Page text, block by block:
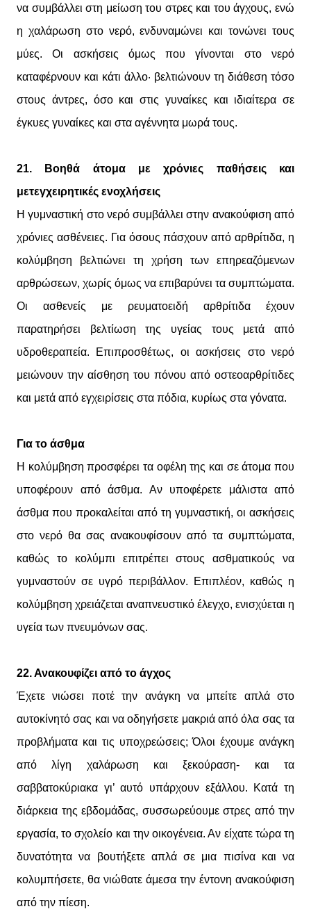
να συμβάλλει στη μείωση του στρες και του άγχους, ενώ
η χαλάρωση στο νερό, ενδυναμώνει και τονώνει τους
μύες. Οι ασκήσεις όμως που γίνονται στο νερό
καταφέρνουν και κάτι άλλο· βελτιώνουν τη διάθεση τόσο
στους άντρες, όσο και στις γυναίκες και ιδιαίτερα σε
έγκυες γυναίκες και στα αγέννητα μωρά τους.
21. Βοηθά άτομα με χρόνιες παθήσεις και
μετεγχειρητικές ενοχλήσεις
Η γυμναστική στο νερό συμβάλλει στην ανακούφιση από
χρόνιες ασθένειες. Για όσους πάσχουν από αρθρίτιδα, η
κολύμβηση βελτιώνει τη χρήση των επηρεαζόμενων
αρθρώσεων, χωρίς όμως να επιβαρύνει τα συμπτώματα.
Οι ασθενείς με ρευματοειδή αρθρίτιδα έχουν
παρατηρήσει βελτίωση της υγείας τους μετά από
υδροθεραπεία. Επιπροσθέτως, οι ασκήσεις στο νερό
μειώνουν την αίσθηση του πόνου από οστεοαρθρίτιδες
και μετά από εγχειρίσεις στα πόδια, κυρίως στα γόνατα.
Για το άσθμα
Η κολύμβηση προσφέρει τα οφέλη της και σε άτομα που
υποφέρουν από άσθμα. Αν υποφέρετε μάλιστα από
άσθμα που προκαλείται από τη γυμναστική, οι ασκήσεις
στο νερό θα σας ανακουφίσουν από τα συμπτώματα,
καθώς το κολύμπι επιτρέπει στους ασθματικούς να
γυμναστούν σε υγρό περιβάλλον. Επιπλέον, καθώς η
κολύμβηση χρειάζεται αναπνευστικό έλεγχο, ενισχύεται η
υγεία των πνευμόνων σας.
22. Ανακουφίζει από το άγχος
Έχετε νιώσει ποτέ την ανάγκη να μπείτε απλά στο
αυτοκίνητό σας και να οδηγήσετε μακριά από όλα σας τα
προβλήματα και τις υποχρεώσεις; Όλοι έχουμε ανάγκη
από λίγη χαλάρωση και ξεκούραση- και τα
σαββατοκύριακα γι’ αυτό υπάρχουν εξάλλου. Κατά τη
διάρκεια της εβδομάδας, συσσωρεύουμε στρες από την
εργασία, το σχολείο και την οικογένεια. Αν είχατε τώρα τη
δυνατότητα να βουτήξετε απλά σε μια πισίνα και να
κολυμπήσετε, θα νιώθατε άμεσα την έντονη ανακούφιση
από την πίεση.